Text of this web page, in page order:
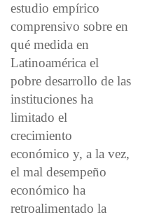
estudio empírico
comprensivo sobre en
qué medida en
Latinoamérica el
pobre desarrollo de las
instituciones ha
limitado el
crecimiento
económico y, a la vez,
el mal desempeño
económico ha
retroalimentado la